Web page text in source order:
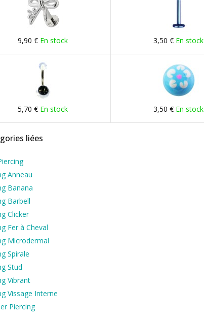
9,90 € En stock 3,50 € En stock
5,70 € En stock 3,50 € En stock
liées
Anneau
Banana
Barbell
Clicker
Fer à Cheval
Microdermal
Spirale
Stud
Vibrant
Vissage Interne
Piercing